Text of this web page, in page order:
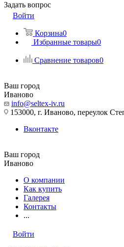
Задать вопрос
Войти
Корзина0
Избранные товары0
Сравнение товаров0
Ваш город
Иваново
info@seltex-iv.ru
153000, г. Иваново, переулок
Вконтакте
Ваш город
Иваново
О компании
Как купить
Галерея
Контакты
...
Войти